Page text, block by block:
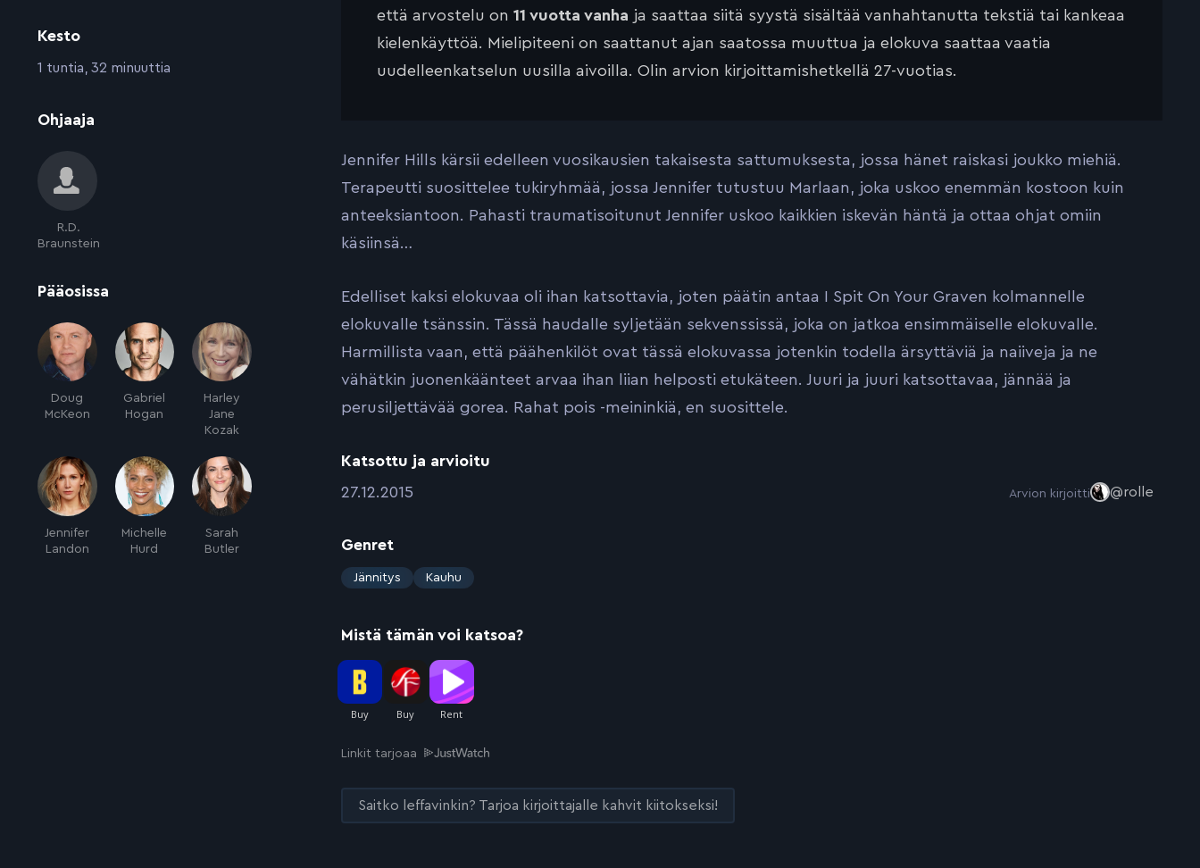
Kesto
:1 tuntia, 32 minuuttia
Ohjaaja
R.D.
Braunstein
Pääosissa
Doug
McKeon
Gabriel
Hogan
Harley
Jane
Kozak
Jennifer
Landon
Michelle
Hurd
Sarah
Butler
että arvostelu on 11 vuotta vanha ja saattaa siitä syystä sisältää vanhahtanutta tekstiä tai kankeaa
kielenkäyttöä. Mielipiteeni on saattanut ajan saatossa muuttua ja elokuva saattaa vaatia
uudelleenkatselun uusilla aivoilla. Olin arvion kirjoittamishetkellä 27-vuotias.
Jennifer Hills kärsii edelleen vuosikausien takaisesta sattumuksesta, jossa hänet raiskasi joukko miehiä.
Terapeutti suosittelee tukiryhmää, jossa Jennifer tutustuu Marlaan, joka uskoo enemmän kostoon kuin
anteeksiantoon. Pahasti traumatisoitunut Jennifer uskoo kaikkien iskevän häntä ja ottaa ohjat omiin
käsiinsä…
Edelliset kaksi elokuvaa oli ihan katsottavia, joten päätin antaa I Spit On Your Graven kolmannelle
elokuvalle tsänssin. Tässä haudalle syljetään sekvenssissä, joka on jatkoa ensimmäiselle elokuvalle.
Harmillista vaan, että päähenkilöt ovat tässä elokuvassa jotenkin todella ärsyttäviä ja naiiveja ja ne
vähätkin juonenkäänteet arvaa ihan liian helposti etukäteen. Juuri ja juuri katsottavaa, jännää ja
perusiljettävää gorea. Rahat pois -meininkiä, en suosittele.
Katsottu ja arvioitu
:27.12.2015 Arvion kirjoitti @rolle
Genret
:
Jännitys Kauhu
Mistä tämän voi katsoa?
Linkit tarjoaa
Saitko leffavinkin? Tarjoa kirjoittajalle kahvit kiitokseksi!